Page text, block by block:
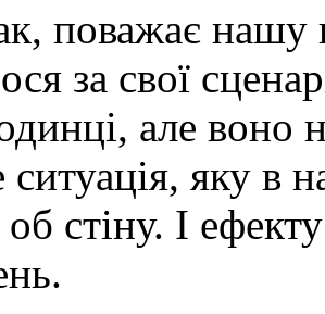
поважає
за свої
але воно
яку в
стіну. І